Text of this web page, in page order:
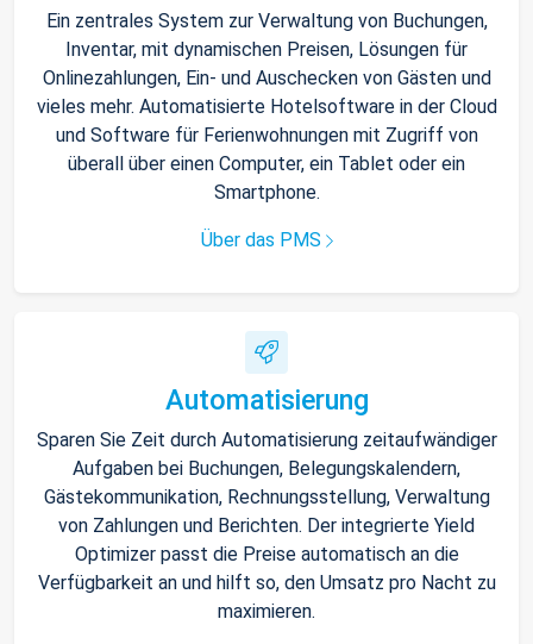
Ein zentrales System zur Verwaltung von Buchungen,
Inventar, mit dynamischen Preisen, Lösungen für
Onlinezahlungen, Ein- und Auschecken von Gästen und
vieles mehr. Automatisierte Hotelsoftware in der Cloud
und Software für Ferienwohnungen mit Zugriff von
überall über einen Computer, ein Tablet oder ein
Smartphone.
Über das PMS
Automatisierung
Sparen Sie Zeit durch Automatisierung zeitaufwändiger
Aufgaben bei Buchungen, Belegungskalendern,
Gästekommunikation, Rechnungsstellung, Verwaltung
von Zahlungen und Berichten. Der integrierte Yield
Optimizer passt die Preise automatisch an die
Verfügbarkeit an und hilft so, den Umsatz pro Nacht zu
maximieren.